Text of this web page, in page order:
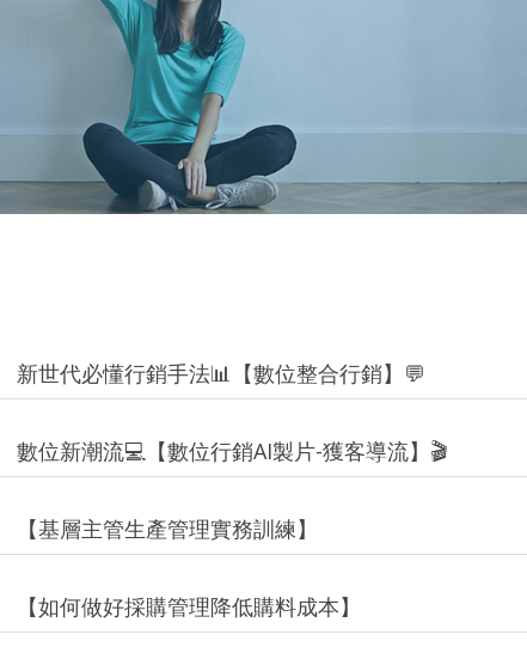
新世代必懂行銷手法📊【數位整合行銷】💬
數位新潮流💻【數位行銷AI製片-獲客導流】🎬
【基層主管生產管理實務訓練】
【如何做好採購管理降低購料成本】